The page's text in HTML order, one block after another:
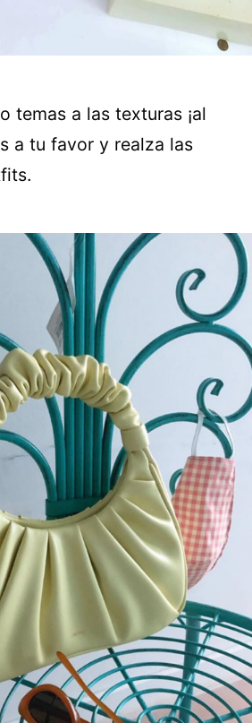
temas a las texturas ¡al
a tu favor y realza las